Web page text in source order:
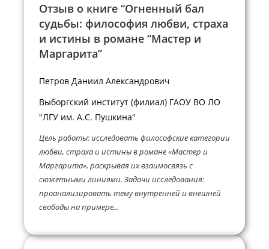
Отзыв о книге “Огненный бал
судьбы: философия любви, страха
и истины в романе “Мастер и
Маргарита”
Петров Даниил Александрович
Выборгский институт (филиал) ГАОУ ВО ЛО
"ЛГУ им. А.С. Пушкина"
Цель работы: исследовать философские категории
любви, страха и истины в романе «Мастер и
Маргарита», раскрывая их взаимосвязь с
сюжетными линиями. Задачи исследования:
проанализировать тему внутренней и внешней
свободы на примере...